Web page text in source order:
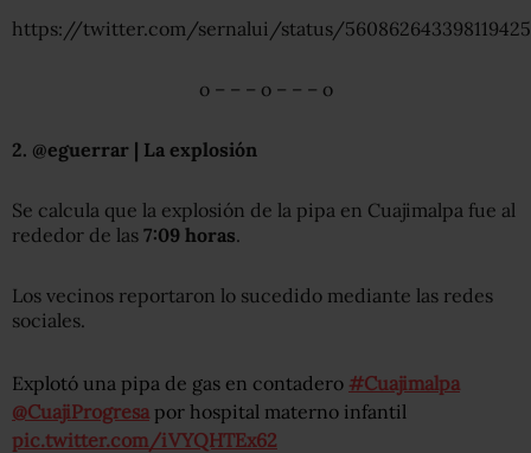
https://twitter.com/sernalui/status/560862643398119425
o – – – o – – – o
2. @eguerrar | La explosión
Se calcula que la explosión de la pipa en Cuajimalpa fue al
rededor de las 7:09 horas.
Los vecinos reportaron lo sucedido mediante las redes
sociales.
Explotó una pipa de gas en contadero #Cuajimalpa
@CuajiProgresa por hospital materno infantil
pic.twitter.com/iVYQHTEx62